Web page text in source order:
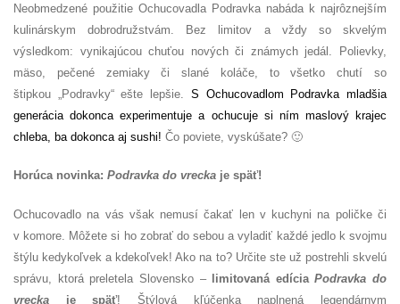
Neobmedzené použitie Ochucovadla Podravka nabáda k najrôznejším
kulinárskym dobrodružstvám. Bez limitov a vždy so skvelým
výsledkom: vynikajúcou chuťou nových či známych jedál. Polievky,
mäso, pečené zemiaky či slané koláče, to všetko chutí so
štipkou „Podravky“ ešte lepšie. S Ochucovadlom Podravka mladšia
generácia dokonca experimentuje a ochucuje si ním maslový krajec
chleba, ba dokonca aj sushi! Čo poviete, vyskúšate? 🙂
Horúca novinka: Podravka do vrecka je späť!
Ochucovadlo na vás však nemusí čakať len v kuchyni na poličke či
v komore. Môžete si ho zobrať do sebou a vyladiť každé jedlo k svojmu
štýlu kedykoľvek a kdekoľvek! Ako na to? Určite ste už postrehli skvelú
správu, ktorá preletela Slovensko – limitovaná edíciaPodravka do
vrecka je späť! Štýlová kľúčenka naplnená legendárnym